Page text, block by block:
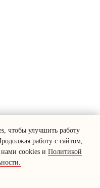
чтобы улучшить работу
работу с сайтом,
нами cookies и Политикой